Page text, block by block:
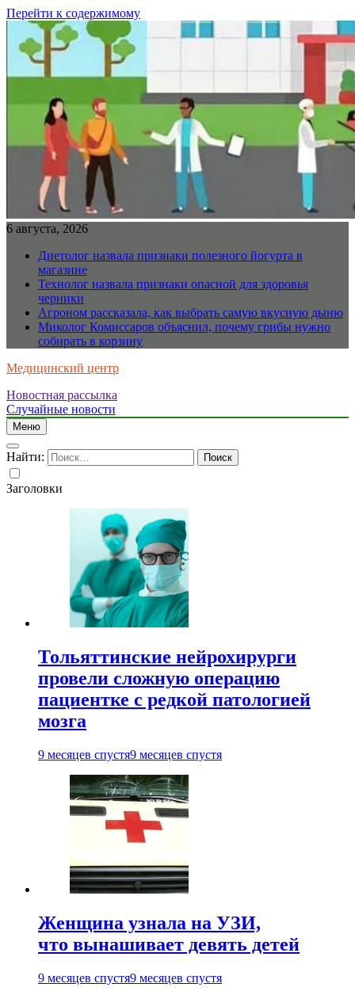
Перейти к содержимому
6 августа, 2026
Диетолог назвала признаки полезного йогурта в
магазине
Технолог назвала признаки опасной для здоровья
черники
Агроном рассказала, как выбрать самую вкусную дыню
Миколог Комиссаров объяснил, почему грибы нужно
собирать в корзину
Медицинский центр
Новостная рассылка
Случайные новости
Меню
Найти:
Заголовки
Тольяттинские нейрохирурги
провели сложную операцию
пациентке с редкой патологией
мозга
9 месяцев спустя9 месяцев спустя
Женщина узнала на УЗИ,
что вынашивает девять детей
9 месяцев спустя9 месяцев спустя